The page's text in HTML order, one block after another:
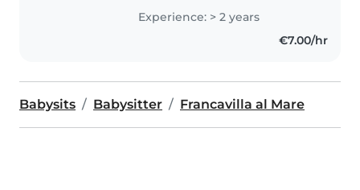
Experience: > 2 years
€7.00/hr
Babysits Babysitter Francavilla al Mare